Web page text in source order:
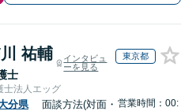
祐輔
士
インタビュ
ーを見る
東京都
士法人エッグ
分県
面談方法(対面・ 営業時間：00: